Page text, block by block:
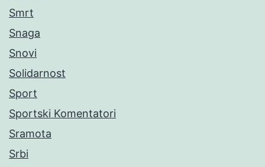
Smrt
Snaga
Snovi
Solidarnost
Sport
Sportski Komentatori
Sramota
Srbi